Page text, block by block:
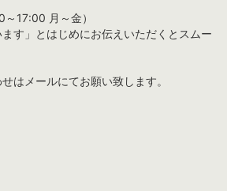
17:00 月～金）
ます」とはじめにお伝えいただくとスムー
はメールにてお願い致します。